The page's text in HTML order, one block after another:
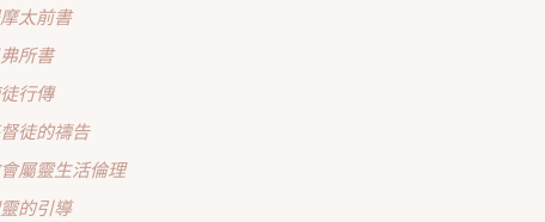
太前書
所書
行傳
徒的禱告
屬靈生活倫理
的引導